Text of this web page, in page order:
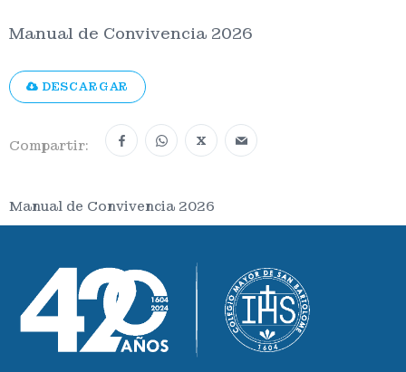
Manual de Convivencia 2026
DESCARGAR
Compartir: X
Manual de Convivencia 2026